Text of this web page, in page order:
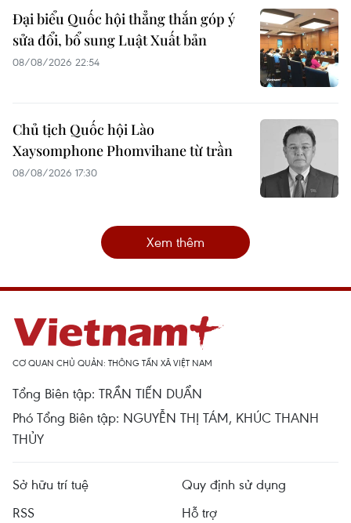
Đại biểu Quốc hội thẳng thắn góp ý
sửa đổi, bổ sung Luật Xuất bản
08/08/2026 22:54
Chủ tịch Quốc hội Lào
Xaysomphone Phomvihane từ trần
08/08/2026 17:30
Xem thêm
CƠ QUAN CHỦ QUẢN: THÔNG TẤN XÃ VIỆT NAM
Tổng Biên tập: TRẦN TIẾN DUẨN
Phó Tổng Biên tập: NGUYỄN THỊ TÁM, KHÚC THANH
THỦY
Sở hữu trí tuệ
Quy định sử dụng
RSS
Hỗ trợ